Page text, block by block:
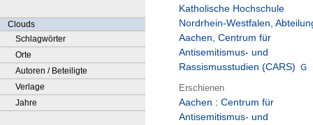
Clouds
Schlagwörter
Orte
Autoren / Beteiligte
Verlage
Jahre
Katholische Hochschule
Nordrhein-Westfalen,
Aachen, Centrum für
Antisemitismus- und
Rassismusstudien (CARS)
Erschienen
Aachen : Centrum für
Antisemitismus- und